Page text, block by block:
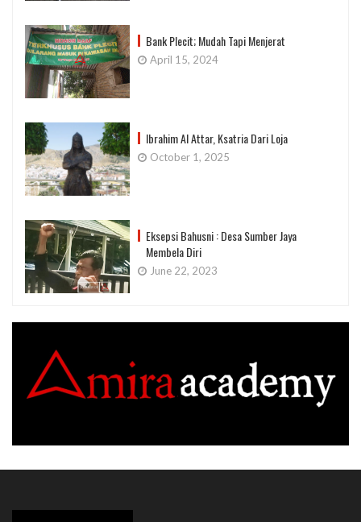
Bank Plecit; Mudah Tapi Menjerat
April 15, 2024
Ibrahim Al Attar, Ksatria Dari Loja
October 1, 2025
Eksepsi Bahusni : Desa Sumber Jaya
Membela Diri
June 22, 2023